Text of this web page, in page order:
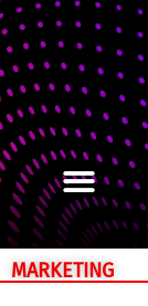
MARKETING